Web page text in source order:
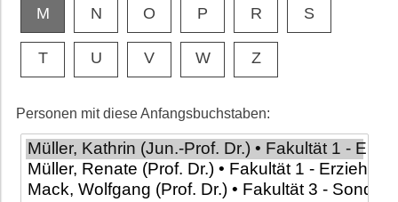
M N O P R S
T U V W Z
Personen mit diese Anfangsbuchstaben: